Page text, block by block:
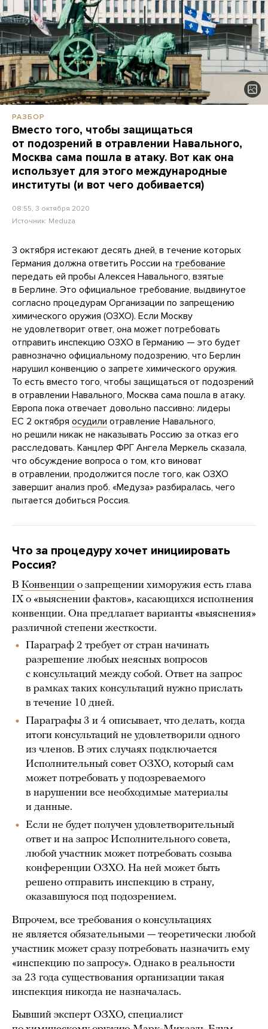
РАЗБОР
Вместо того, чтобы защищаться
от подозрений в отравлении Навального,
Москва сама пошла в атаку. Вот как она
использует для этого международные
институты (и вот чего добивается)
08:55, 3 октября 2020
Источник: Meduza
3 октября истекают десять дней, в течение которых
Германия должна ответить России на требование
передать ей пробы Алексея Навального, взятые
в Берлине. Это официальное требование, выдвинутое
согласно процедурам Организации по запрещению
химического оружия (ОЗХО). Если Москву
не удовлетворит ответ, она может потребовать
отправить инспекцию ОЗХО в Германию — это будет
равнозначно официальному подозрению, что Берлин
нарушил конвенцию о запрете химического оружия.
То есть вместо того, чтобы защищаться от подозрений
в отравлении Навального, Москва сама пошла в атаку.
Европа пока отвечает довольно пассивно: лидеры
ЕС 2 октября осудили отравление Навального,
но решили никак не наказывать Россию за отказ его
расследовать. Канцлер ФРГ Ангела Меркель сказала,
что обсуждение вопроса о том, кто виноват
в отравлении, продолжится после того, как ОЗХО
завершит анализ проб. «Медуза» разбиралась, чего
пытается добиться Россия.
Что за процедуру хочет инициировать
Россия?
В Конвенции о запрещении химоружия есть глава
IX о «выяснении фактов», касающихся исполнения
конвенции. Она предлагает варианты «выяснения»
различной степени жесткости.
Параграф 2 требует от стран начинать
разрешение любых неясных вопросов
с консультаций между собой. Ответ на запрос
в рамках таких консультаций нужно прислать
в течение 10 дней.
Параграфы 3 и 4 описывает, что делать, когда
итоги консультаций не удовлетворили одного
из членов. В этих случаях подключается
Исполнительный совет ОЗХО, который сам
может потребовать у подозреваемого
в нарушении все необходимые материалы
и данные.
Если не будет получен удовлетворительный
ответ и на запрос Исполнительного совета,
любой участник может потребовать созыва
конференции ОЗХО. На ней может быть
решено отправить инспекцию в страну,
оказавшуюся под подозрением.
Впрочем, все требования о консультациях
не является обязательными — теоретически любой
участник может сразу потребовать назначить ему
«инспекцию по запросу». Однако в реальности
за 23 года существования организации такая
инспекция никогда не назначалась.
Бывший эксперт ОЗХО, специалист